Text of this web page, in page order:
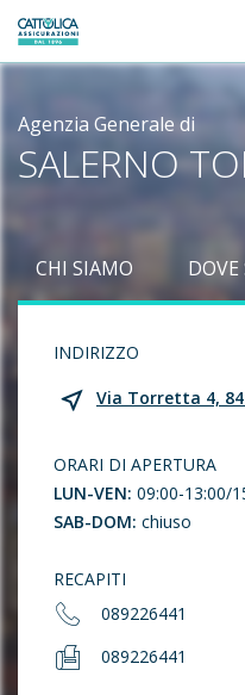
Generali logo
Agenzia Generale di
SALERNO
CHI SIAMO
INDIRIZZO
Via Torretta 4,
ORARI DI APERTURA
LUN-VEN: 09:00-13:00/
SAB-DOM: chiuso
RECAPITI
089226441
089226441